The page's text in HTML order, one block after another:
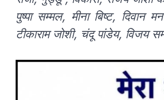
पुष्पा सम्मल, मीना बिष्ट, दिवान
टीकाराम जोशी, चंदू पांडेय, विजय